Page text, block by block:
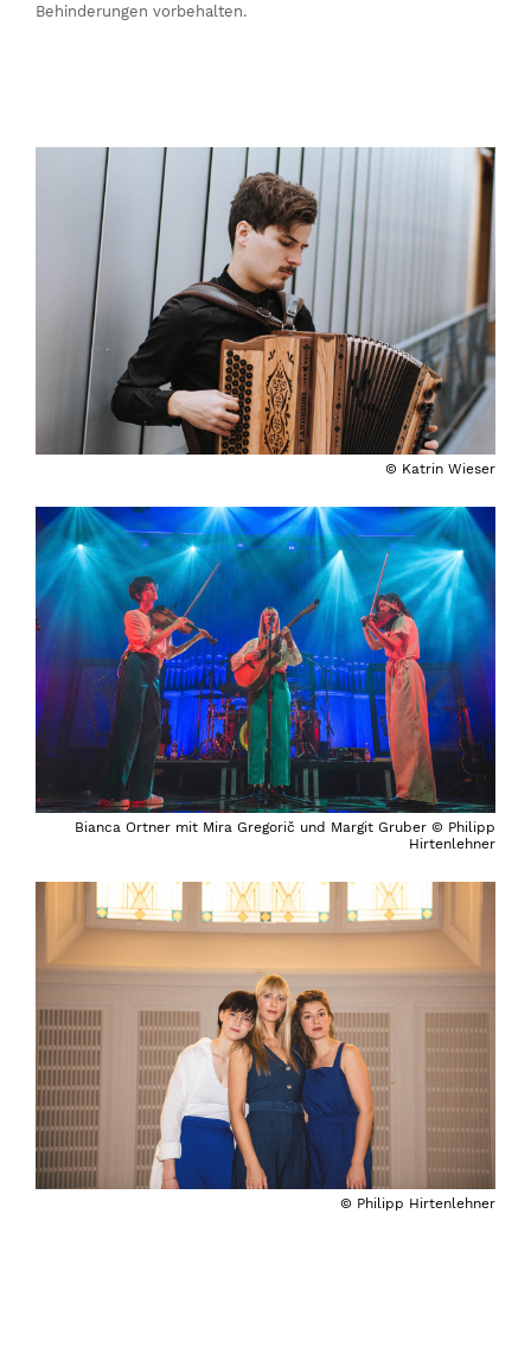
© Katrin Wieser
Bianca Ortner mit Mira Gregorič und Margit Gruber © Philipp
Hirtenlehner
© Philipp Hirtenlehner
Behinderungen vorbehalten.